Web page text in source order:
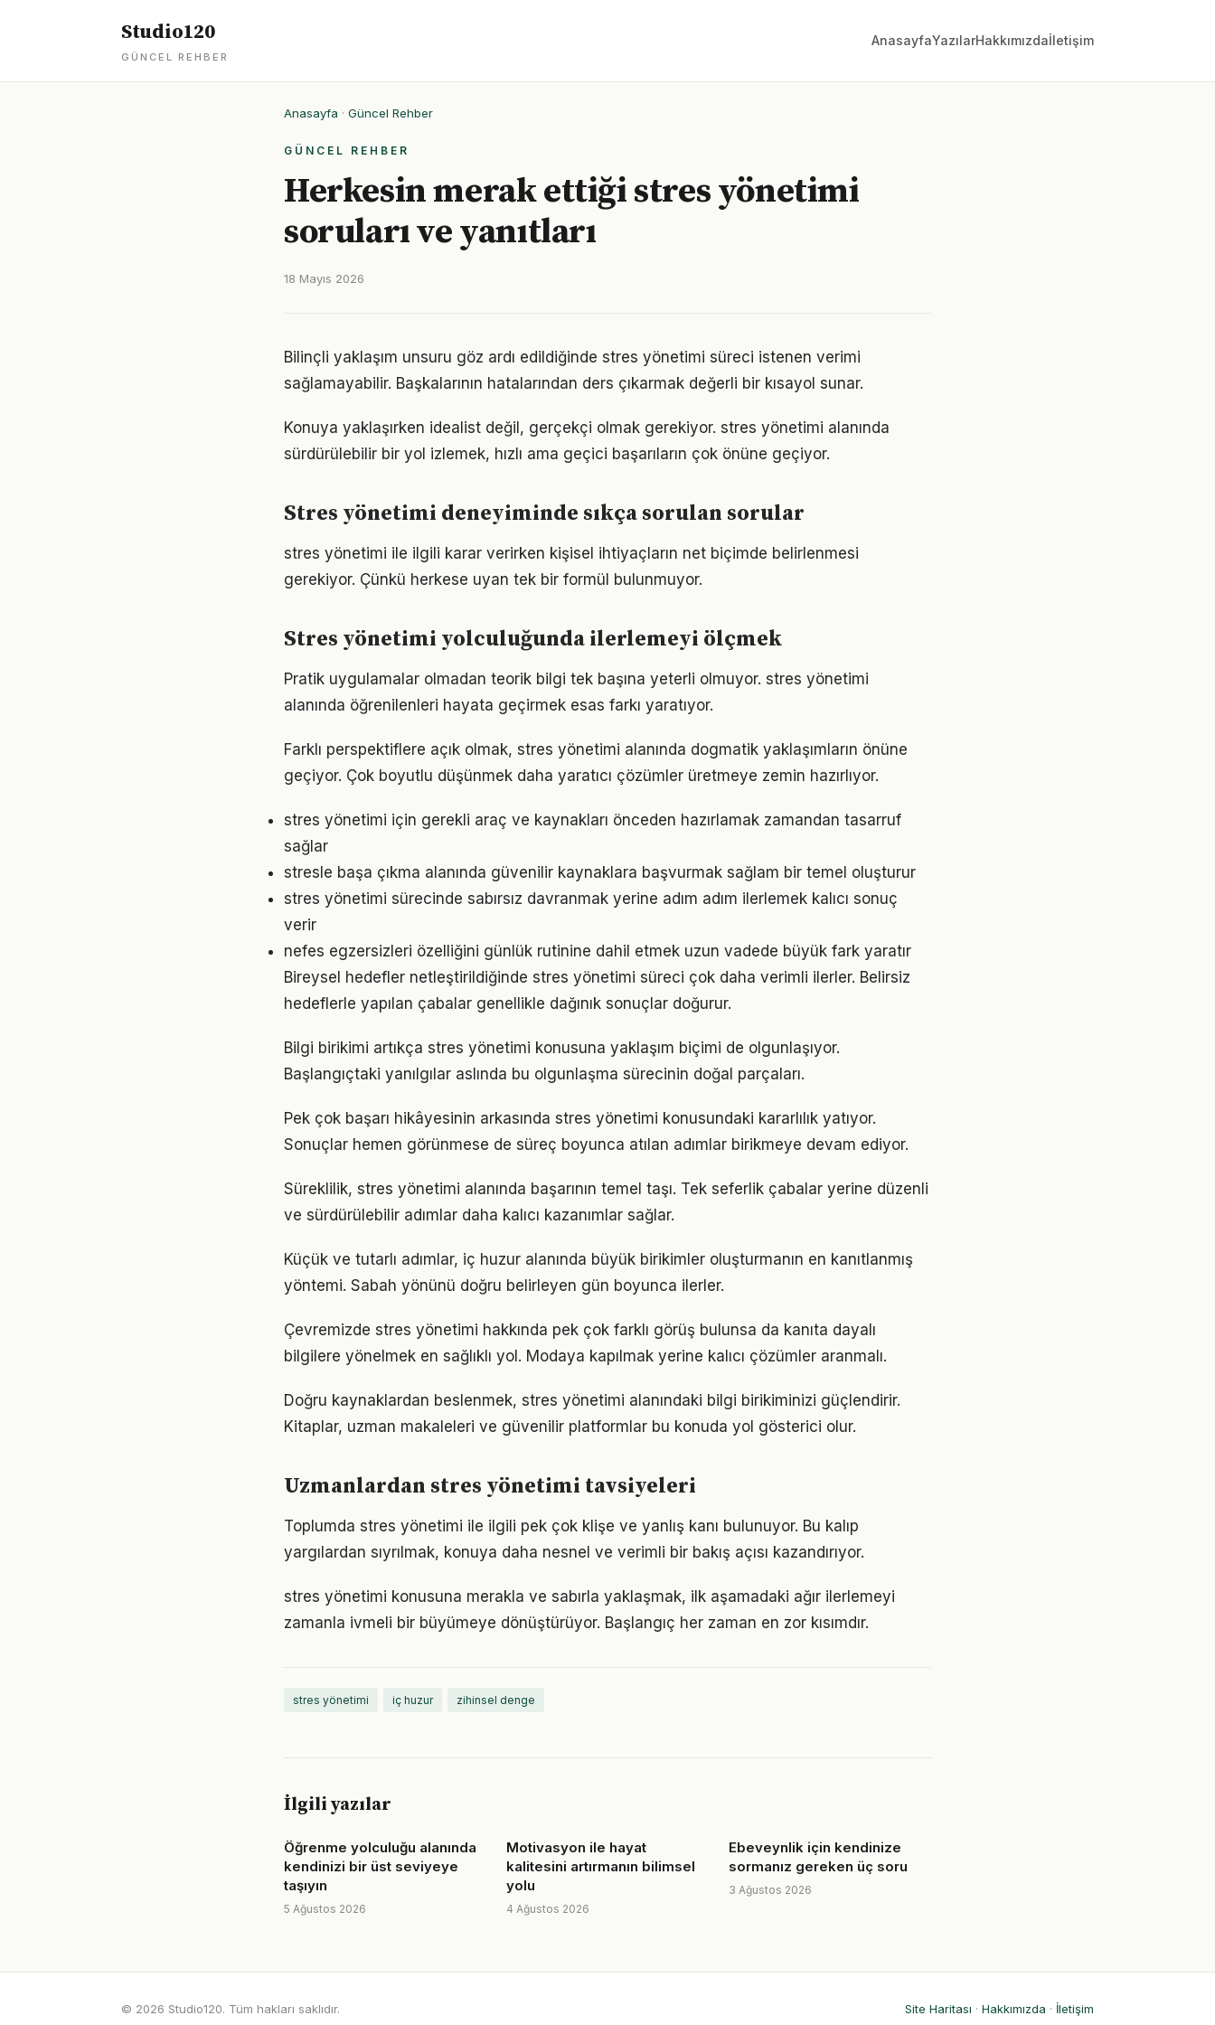
Studio120
GÜNCEL REHBER
AnasayfaYazılarHakkımızdaİletişim
Anasayfa · Güncel Rehber
GÜNCEL REHBER
Herkesin merak ettiği stres yönetimi
soruları ve yanıtları
18 Mayıs 2026
Bilinçli yaklaşım unsuru göz ardı edildiğinde stres yönetimi süreci istenen verimi
sağlamayabilir. Başkalarının hatalarından ders çıkarmak değerli bir kısayol sunar.
Konuya yaklaşırken idealist değil, gerçekçi olmak gerekiyor. stres yönetimi alanında
sürdürülebilir bir yol izlemek, hızlı ama geçici başarıların çok önüne geçiyor.
Stres yönetimi deneyiminde sıkça sorulan sorular
stres yönetimi ile ilgili karar verirken kişisel ihtiyaçların net biçimde belirlenmesi
gerekiyor. Çünkü herkese uyan tek bir formül bulunmuyor.
Stres yönetimi yolculuğunda ilerlemeyi ölçmek
Pratik uygulamalar olmadan teorik bilgi tek başına yeterli olmuyor. stres yönetimi
alanında öğrenilenleri hayata geçirmek esas farkı yaratıyor.
Farklı perspektiflere açık olmak, stres yönetimi alanında dogmatik yaklaşımların önüne
geçiyor. Çok boyutlu düşünmek daha yaratıcı çözümler üretmeye zemin hazırlıyor.
stres yönetimi için gerekli araç ve kaynakları önceden hazırlamak zamandan tasarruf
sağlar
stresle başa çıkma alanında güvenilir kaynaklara başvurmak sağlam bir temel oluşturur
stres yönetimi sürecinde sabırsız davranmak yerine adım adım ilerlemek kalıcı sonuç
verir
nefes egzersizleri özelliğini günlük rutinine dahil etmek uzun vadede büyük fark yaratır
Bireysel hedefler netleştirildiğinde stres yönetimi süreci çok daha verimli ilerler. Belirsiz
hedeflerle yapılan çabalar genellikle dağınık sonuçlar doğurur.
Bilgi birikimi artıkça stres yönetimi konusuna yaklaşım biçimi de olgunlaşıyor.
Başlangıçtaki yanılgılar aslında bu olgunlaşma sürecinin doğal parçaları.
Pek çok başarı hikâyesinin arkasında stres yönetimi konusundaki kararlılık yatıyor.
Sonuçlar hemen görünmese de süreç boyunca atılan adımlar birikmeye devam ediyor.
Süreklilik, stres yönetimi alanında başarının temel taşı. Tek seferlik çabalar yerine düzenli
ve sürdürülebilir adımlar daha kalıcı kazanımlar sağlar.
Küçük ve tutarlı adımlar, iç huzur alanında büyük birikimler oluşturmanın en kanıtlanmış
yöntemi. Sabah yönünü doğru belirleyen gün boyunca ilerler.
Çevremizde stres yönetimi hakkında pek çok farklı görüş bulunsa da kanıta dayalı
bilgilere yönelmek en sağlıklı yol. Modaya kapılmak yerine kalıcı çözümler aranmalı.
Doğru kaynaklardan beslenmek, stres yönetimi alanındaki bilgi birikiminizi güçlendirir.
Kitaplar, uzman makaleleri ve güvenilir platformlar bu konuda yol gösterici olur.
Uzmanlardan stres yönetimi tavsiyeleri
Toplumda stres yönetimi ile ilgili pek çok klişe ve yanlış kanı bulunuyor. Bu kalıp
yargılardan sıyrılmak, konuya daha nesnel ve verimli bir bakış açısı kazandırıyor.
stres yönetimi konusuna merakla ve sabırla yaklaşmak, ilk aşamadaki ağır ilerlemeyi
zamanla ivmeli bir büyümeye dönüştürüyor. Başlangıç her zaman en zor kısımdır.
stres yönetimi iç huzur zihinsel denge
İlgili yazılar
Öğrenme yolculuğu alanında
kendinizi bir üst seviyeye
taşıyın
5 Ağustos 2026
Motivasyon ile hayat
kalitesini artırmanın bilimsel
yolu
4 Ağustos 2026
Ebeveynlik için kendinize
sormanız gereken üç soru
3 Ağustos 2026
© 2026 Studio120. Tüm hakları saklıdır. Site Haritası · Hakkımızda · İletişim